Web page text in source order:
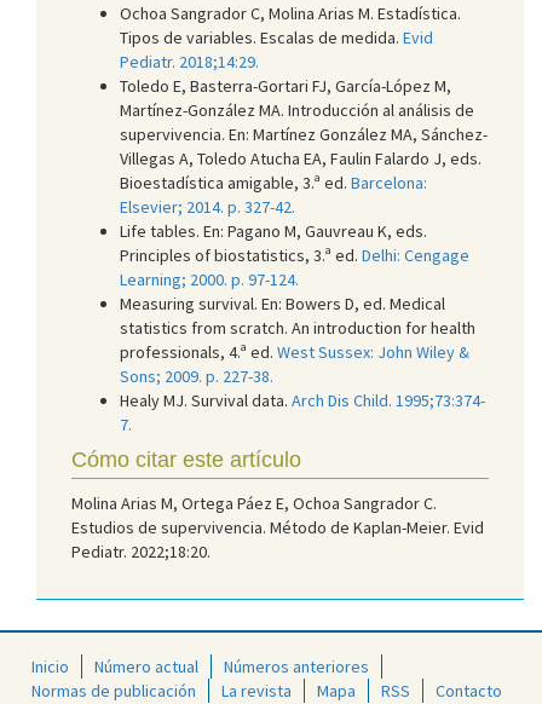
Ochoa Sangrador C, Molina Arias M. Estadística.
Tipos de variables. Escalas de medida. Evid
Pediatr. 2018;14:29.
Toledo E, Basterra-Gortari FJ, García-López M,
Martínez-González MA. Introducción al análisis de
supervivencia. En: Martínez González MA, Sánchez-
Villegas A, Toledo Atucha EA, Faulin Falardo J, eds.
Bioestadística amigable, 3.ª ed. Barcelona:
Elsevier; 2014. p. 327-42.
Life tables. En: Pagano M, Gauvreau K, eds.
Principles of biostatistics, 3.ª ed. Delhi: Cengage
Learning; 2000. p. 97-124.
Measuring survival. En: Bowers D, ed. Medical
statistics from scratch. An introduction for health
professionals, 4.ª ed. West Sussex: John Wiley &
Sons; 2009. p. 227-38.
Healy MJ. Survival data. Arch Dis Child. 1995;73:374-
7.
Cómo citar este artículo
Molina Arias M, Ortega Páez E, Ochoa Sangrador C.
Estudios de supervivencia. Método de Kaplan-Meier. Evid
Pediatr. 2022;18:20.
Inicio Número actual
Números anteriores
Normas de publicación
La revista Mapa RSS Contacto